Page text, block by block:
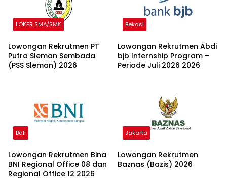
LOKER SMA/SMK
Lowongan Rekrutmen PT
Putra Sleman Sembada
(PSS Sleman) 2026
Bekasi
Lowongan Rekrutmen Abdi
bjb Internship Program –
Periode Juli 2026 2026
Bali
Lowongan Rekrutmen Bina
BNI Regional Office 08 dan
Regional Office 12 2026
Jakarta
Lowongan Rekrutmen
Baznas (Bazis) 2026